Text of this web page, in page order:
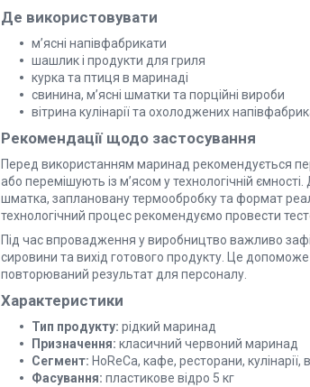
Де використовувати
м’ясні напівфабрикати
шашлик і продукти для гриля
курка та птиця в маринаді
свинина, м’ясні шматки та порційні вироби
вітрина кулінарії та охолоджених
Рекомендації щодо застосування
Перед використанням маринад рекомендується
або перемішують із м’ясом у технологічній
шматка, заплановану термообробку та формат
технологічний процес рекомендуємо провести
Під час впровадження у виробництво важливо
сировини та вихід готового продукту. Це допоможе
повторюваний результат для персоналу.
Характеристики
Тип продукту: рідкий маринад
Призначення: класичний червоний маринад
Сегмент: HoReCa, кафе, ресторани,
Фасування: пластикове відро 5 кг